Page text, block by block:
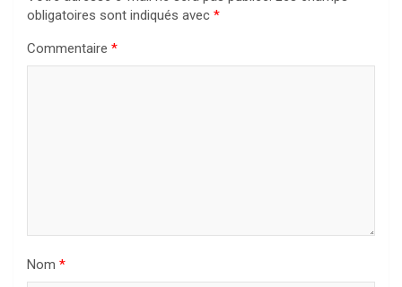
obligatoires sont indiqués avec *
Commentaire *
Nom *